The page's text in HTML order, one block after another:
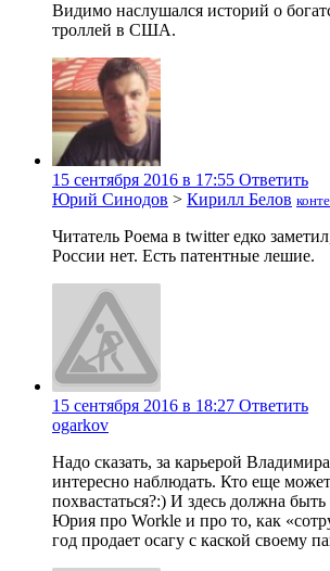
Видимо наслушался историй о
троллей в США.
15 сентября 2016 в 17:55 Ответить
Юрий Синодов > Кирилл Белов
Читатель Роема в twitter едко
России нет. Есть патентные лешие.
15 сентября 2016 в 18:27 Ответить
ogarkov
Надо сказать, за карьерой
интересно наблюдать. Кто еще
похвастаться?:) И здесь должна быть
Юрия про Workle и про то, как
год продает осагу с каской своему